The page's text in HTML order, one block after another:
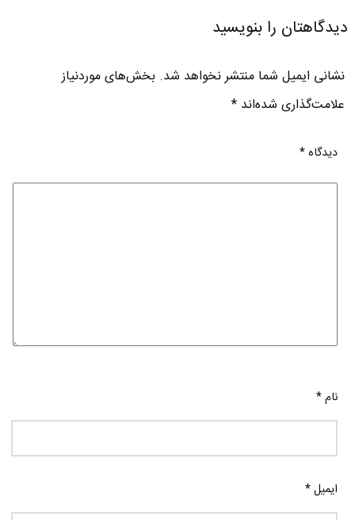
دیدگاهتان را بنویسید
نشانی ایمیل شما منتشر نخواهد شد. بخش‌های موردنیاز
علامت‌گذاری شده‌اند*
دیدگاه*
نام*
ایمیل*